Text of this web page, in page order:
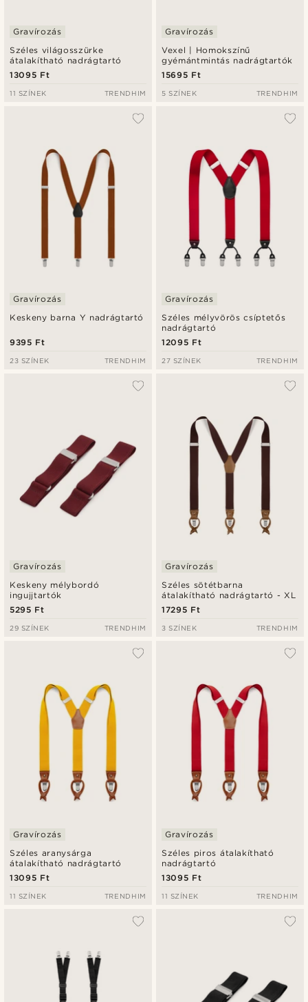
Széles világosszürke
átalakítható nadrágtartó
Gravírozás
13095 Ft
11 SZÍNEK TRENDHIM
Vexel | Homokszínű
gyémántmintás nadrágtartók
Gravírozás
15695 Ft
5 SZÍNEK TRENDHIM
Keskeny barna Y nadrágtartó
Gravírozás
9395 Ft
23 SZÍNEK TRENDHIM
Széles mélyvörös csíptetős
nadrágtartó
Gravírozás
12095 Ft
27 SZÍNEK TRENDHIM
Keskeny mélybordó
ingujjtartók
Gravírozás
5295 Ft
29 SZÍNEK TRENDHIM
Széles sötétbarna
átalakítható nadrágtartó - XL
Gravírozás
17295 Ft
3 SZÍNEK TRENDHIM
Széles aranysárga
átalakítható nadrágtartó
Gravírozás
13095 Ft
11 SZÍNEK TRENDHIM
Széles piros átalakítható
nadrágtartó
Gravírozás
13095 Ft
11 SZÍNEK TRENDHIM